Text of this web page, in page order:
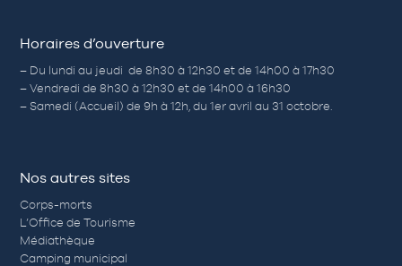
Horaires d’ouverture
– Du lundi au jeudi de 8h30 à 12h30 et de 14h00 à 17h30
– Vendredi de 8h30 à 12h30 et de 14h00 à 16h30
– Samedi (Accueil) de 9h à 12h, du 1er avril au 31 octobre.
Nos autres sites
Corps-morts
L’Office de Tourisme
Médiathèque
Camping municipal